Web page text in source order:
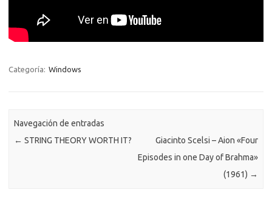
Categoría: Windows
Navegación de entradas
← STRING THEORY WORTH IT?
Giacinto Scelsi – Aion «Four
Episodes in one Day of Brahma»
(1961) →